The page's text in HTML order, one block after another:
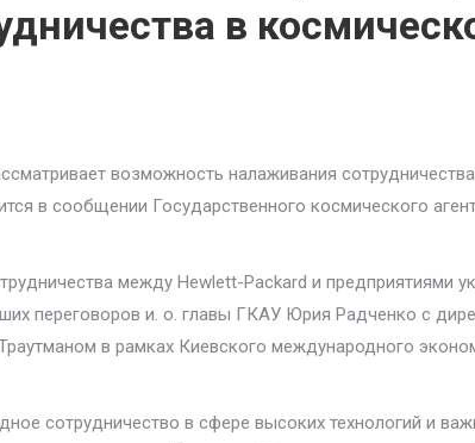
в
возможность налаживания
в сообщении Государственного космического
между Hewlett-Packard и предприятиями
переговоров и. о. главы ГКАУ Юрия Радченко с
в рамках Киевского международного
сотрудничество в сфере высоких технологий и